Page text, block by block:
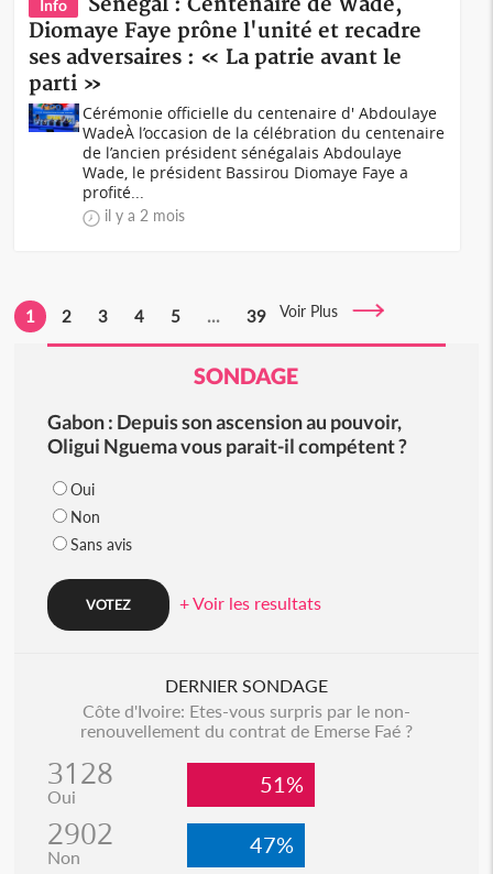
Info
Diomaye Faye prône l'unité et recadre
ses adversaires : « La patrie avant le
parti »
Cérémonie officielle du centenaire d' Abdoulaye
WadeÀ l’occasion de la célébration du centenaire
de l’ancien président sénégalais Abdoulaye
Wade, le président Bassirou Diomaye Faye a
profité...
il y a 2 mois
1 2 3 4 5 ... 39 Voir Plus
SONDAGE
Gabon : Depuis son ascension au pouvoir,
Oligui Nguema vous parait-il compétent ?
Oui
Non
Sans avis
+ Voir les resultats
DERNIER SONDAGE
Côte d'Ivoire: Etes-vous surpris par le non-
renouvellement du contrat de Emerse Faé ?
3128
Oui 51%
2902
Non 47%